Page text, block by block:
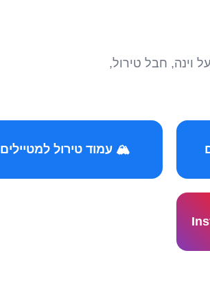
וינה, חבל טירול,
🏔️ עמוד טירול למטיילים